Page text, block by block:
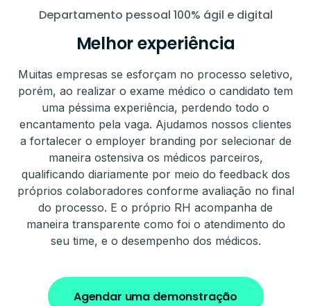
Departamento pessoal 100% ágil e digital
Melhor experiência
Muitas empresas se esforçam no processo seletivo,
porém, ao realizar o exame médico o candidato tem
uma péssima experiência, perdendo todo o
encantamento pela vaga. Ajudamos nossos clientes
a fortalecer o employer branding por selecionar de
maneira ostensiva os médicos parceiros,
qualificando diariamente por meio do feedback dos
próprios colaboradores conforme avaliação no final
do processo. E o próprio RH acompanha de
maneira transparente como foi o atendimento do
seu time, e o desempenho dos médicos.
Agendar uma demonstração